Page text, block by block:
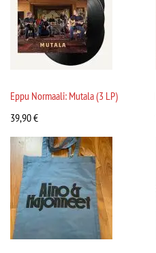
Eppu Normaali: Mutala (3 LP)
39,90€